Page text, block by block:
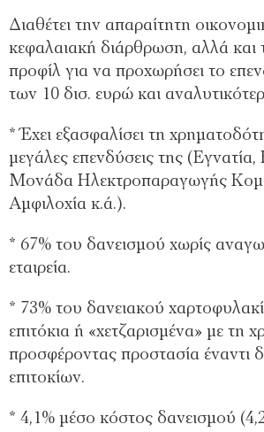
Διαθέτει την απαραίτητη
κεφαλαιακή διάρθρωση, αλλά και
προφίλ για να προχωρήσει το
των 10 δισ. ευρώ και
* Έχει εξασφαλίσει τη
μεγάλες επενδύσεις της
Μονάδα Ηλεκτροπαραγωγής
Αμφιλοχία κ.ά.).
* 67% του δανεισμού χωρίς
εταιρεία.
* 73% του δανειακού
επιτόκια ή «χετζαρισμένα» με τη
προσφέροντας προστασία έναντι
επιτοκίων.
* 4,1% μέσο κόστος δανεισμού